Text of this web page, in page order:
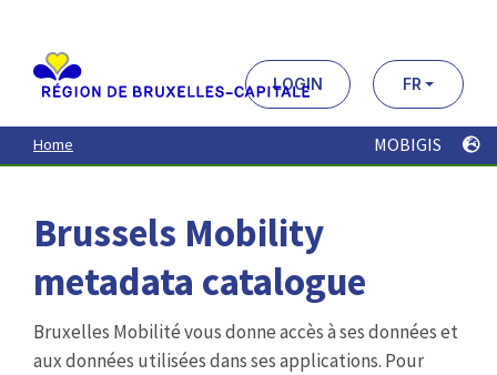
contenu
principal
LOGIN FR
Home MOBIGIS
Brussels Mobility
metadata catalogue
Bruxelles Mobilité vous donne accès à ses données et
aux données utilisées dans ses applications. Pour